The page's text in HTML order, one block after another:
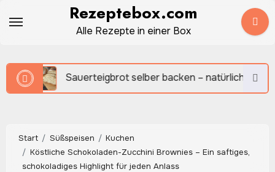
Inhalt
Rezeptebox.com
Alle Rezepte in einer Box
Sauerteigbrot selber backen – natürlich, aromatisch und
Start Süßspeisen
Kuchen
Köstliche Schokoladen-Zucchini Brownies – Ein saftiges,
schokoladiges Highlight für jeden Anlass